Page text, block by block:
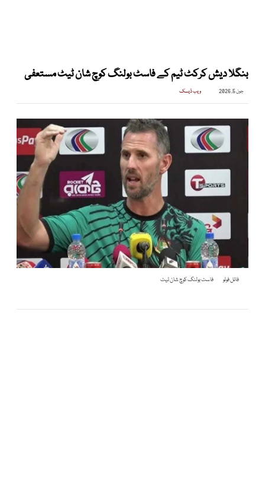
بنگلا دیش کرکٹ ٹیم کے فاسٹ بولنگ کوچ شان ٹیٹ مستعفی
جون 5, 2026 ویب ڈیسک
فائل فوٹو فاسٹ بولنگ کوچ شان ٹیٹ